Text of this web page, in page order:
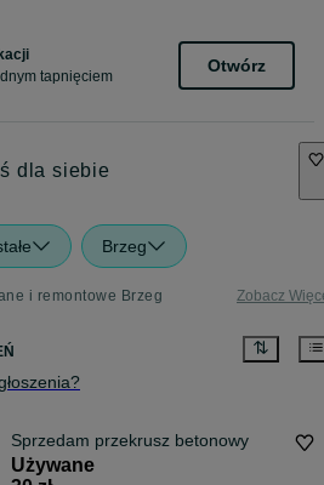
tapnięciem
Otwórz
dla siebie
Brzeg
i remontowe Brzeg Zobacz
Sprzedam przekrusz betonowy
Używane